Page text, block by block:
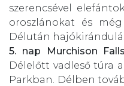
szerencsével
oroszlánokat és
Délután
5. nap
Murchison
Délelőtt vadleső túra
Parkban. Délben